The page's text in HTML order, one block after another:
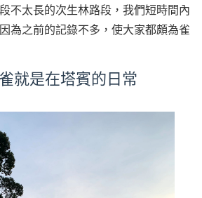
不太長的次生林路段，我們短時間內
為之前的記錄不多，使大家都頗為雀
就是在塔賓的日常